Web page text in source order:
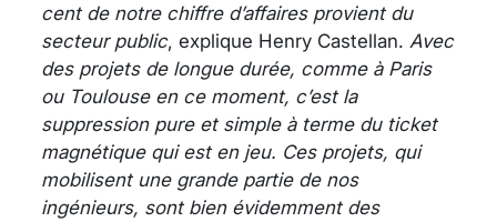
cent de notre chiffre d’affaires provient du
secteur public, explique Henry Castellan. Avec
des projets de longue durée, comme à Paris
ou Toulouse en ce moment, c’est la
suppression pure et simple à terme du ticket
magnétique qui est en jeu. Ces projets, qui
mobilisent une grande partie de nos
ingénieurs, sont bien évidemment des